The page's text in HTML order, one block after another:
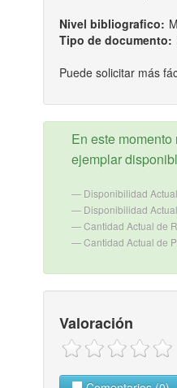
Nivel bibliografico:
Tipo de documento:
Puede solicitar más
En este
ejemplar
Disponibilidad
Disponibilidad
Cantidad Actual de
Cantidad Actual de
Valoración